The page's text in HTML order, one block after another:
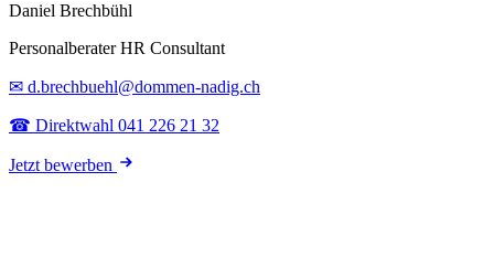
Daniel Brechbühl
Personalberater HR Consultant
✉ d.brechbuehl@dommen-nadig.ch
☎ Direktwahl 041 226 21 32
Jetzt bewerben